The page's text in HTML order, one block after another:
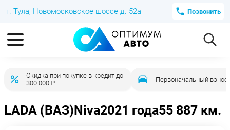
г. Тула, Новомосковское шоссе д. 52а Позвонить
Скидка при покупке в кредит до
300 000 ₽
Первоначальный взнос
LADA (ВАЗ)Niva2021 года55 887 км.